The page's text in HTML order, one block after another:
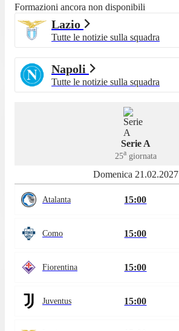
Formazioni ancora non disponibili
Lazio
Tutte le notizie sulla squadra
Napoli
Tutte le notizie sulla squadra
Serie A
25agiornata
Domenica 21.02.2027
Atalanta 15:00
Como 15:00
Fiorentina 15:00
Juventus 15:00